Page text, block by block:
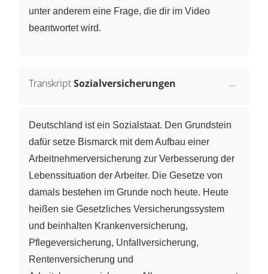
unter anderem eine Frage, die dir im Video
beantwortet wird.
TranskriptSozialversicherungen
Deutschland ist ein Sozialstaat. Den Grundstein
dafür setze Bismarck mit dem Aufbau einer
Arbeitnehmerversicherung zur Verbesserung der
Lebenssituation der Arbeiter. Die Gesetze von
damals bestehen im Grunde noch heute. Heute
heißen sie Gesetzliches Versicherungssystem
und beinhalten Krankenversicherung,
Pflegeversicherung, Unfallversicherung,
Rentenversicherung und